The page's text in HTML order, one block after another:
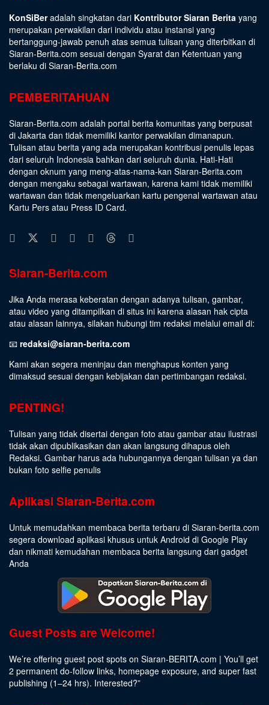
KonSiBeradalah singkatan dari Kontributor Siaran Berita yang
merupakan perwakilan dari individu atau instansi yang
bertanggung-jawab penuh atas semua tulisan yang diterbitkan di
Siaran-Berita.com sesuai dengan Syarat dan Ketentuan yang
berlaku di Siaran-Berita.com
PEMBERITAHUAN
Siaran-Berita.com adalah portal berita komunitas yang berpusat
di Jakarta dan tidak memiliki kantor perwakilan dimanapun.
Tulisan atau berita yang ada merupakan kontribusi penulis lepas
dari seluruh Indonesia bahkan dari seluruh dunia. Hati-Hati
dengan oknum yang meng-atas-nama-kan Siaran-Berita.com
dengan mengaku sebagai wartawan, karena kami tidak memiliki
wartawan dan tidak mengeluarkan kartu pengenal wartawan atau
Kartu Pers atau Press ID Card.
Siaran-Berita.com
Jika Anda merasa keberatan dengan adanya tulisan, gambar,
atau video yang ditampilkan di situs ini karena alasan hak cipta
atau alasan lainnya, silakan hubungi tim redaksi melalui email di:
📧 redaksi@siaran-berita.com
Kami akan segera meninjau dan menghapus konten yang
dimaksud sesuai dengan kebijakan dan pertimbangan redaksi.
PENTING!
Tulisan yang tidak disertai dengan foto atau gambar atau ilustrasi
tidak akan dipublikasikan dan akan langsung dihapus oleh
Redaksi. Gambar harus ada hubungannya dengan tulisan ya dan
bukan foto selfie penulis
Aplikasi Siaran-Berita.com
Untuk memudahkan membaca berita terbaru di Siaran-berita.com
segera download aplikasi khusus untuk Android di Google Play
dan nikmati kemudahan membaca berita langsung dari gadget
Anda
Guest Posts are Welcome!
We’re offering guest post spots on Siaran-BERITA.com | You’ll get
2 permanent do-follow links, homepage exposure, and super fast
publishing (1–24 hrs). Interested?”